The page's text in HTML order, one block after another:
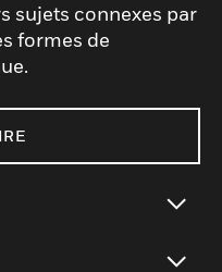
sujets connexes par
formes de